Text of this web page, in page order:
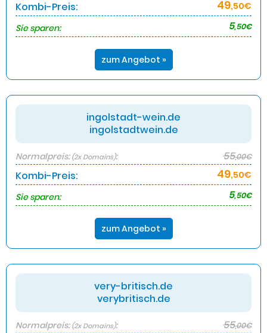
Kombi-Preis: 49,50€
Sie sparen:
5,50€
zum Angebot »
ingolstadt-wein.de
ingolstadtwein.de
Normalpreis:(2x Domains): 55,00€
Kombi-Preis: 49,50€
Sie sparen:
5,50€
zum Angebot »
very-britisch.de
verybritisch.de
Normalpreis:(2x Domains): 55,00€